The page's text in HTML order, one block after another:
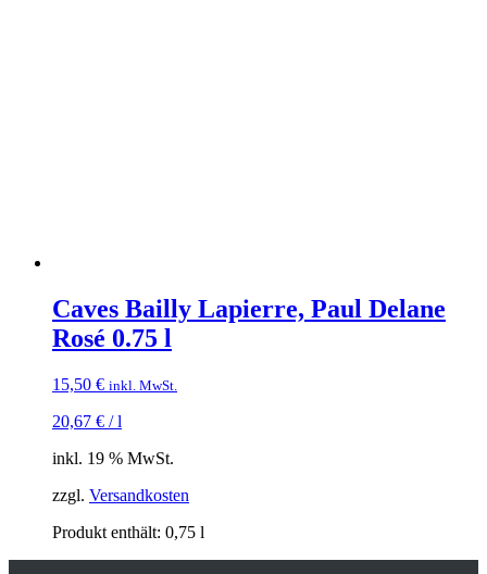
Caves Bailly Lapierre, Paul Delane
Rosé 0.75 l
15,50 € inkl. MwSt.
20,67 € /l
inkl. 19 % MwSt.
zzgl. Versandkosten
Produkt enthält: 0,75 l